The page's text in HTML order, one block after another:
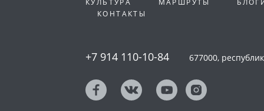
КУЛЬТУРА МАРШРУТЫ
КОНТАКТЫ
+7 914 110-10-84 677000,